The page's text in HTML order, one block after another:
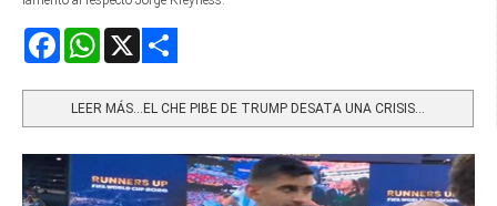
FacebookWhatsApp
LEER MÁS…EL CHE PIBE DE TRUMP DESATA UNA CRISIS...